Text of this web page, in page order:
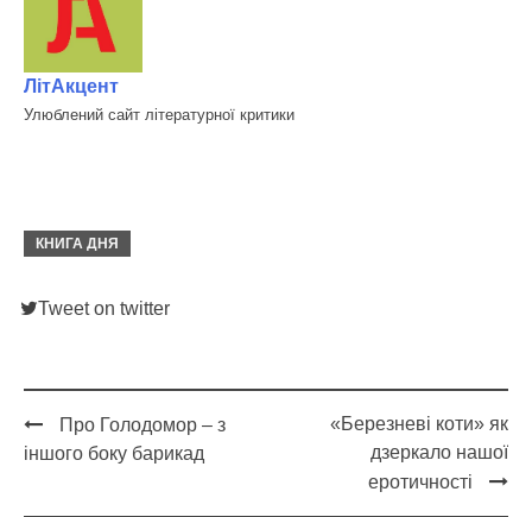
ЛітАкцент
Улюблений сайт літературної критики
КНИГА ДНЯ
Tweet on twitter
Post
Про Голодомор – з
іншого боку барикад
«Березневі коти» як
дзеркало нашої
еротичності